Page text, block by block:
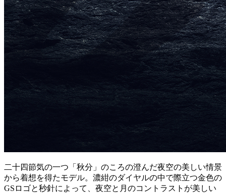
二十四節気の一つ「秋分」のころの澄んだ夜空の美しい情景
から着想を得たモデル。濃紺のダイヤルの中で際立つ金色の
GSロゴと秒針によって、夜空と月のコントラストが美しい